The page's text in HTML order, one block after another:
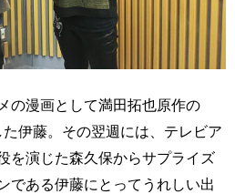
の漫画として満田拓也原作の
た伊藤。その翌週には、テレビア
を演じた森久保からサプライズ
である伊藤にとってうれしい出